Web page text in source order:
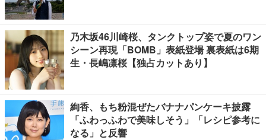
乃木坂46川崎桜、タンクトップ姿で夏のワン
シーン再現「BOMB」表紙登場 裏表紙は6期
生・長嶋凛桜【独占カットあり】
絢香、もち粉混ぜたバナナパンケーキ披露
「ふわっふわで美味しそう」「レシピ参考に
なる」と反響